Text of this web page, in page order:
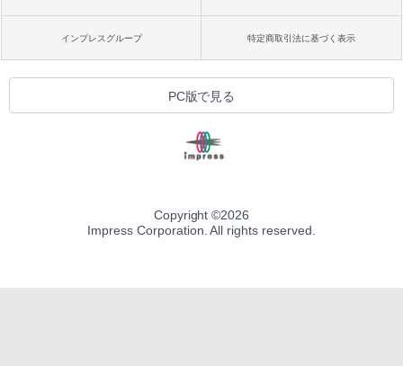
インプレスグループ 特定商取引法に基づく表示
PC版で見る
Copyright ©2026
Impress Corporation. All rights reserved.